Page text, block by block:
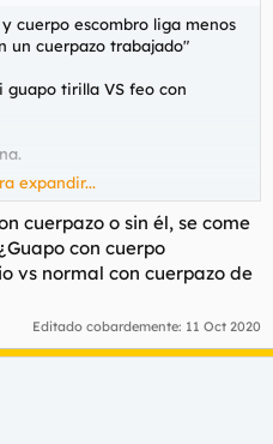
cuerpo escombro liga menos
un cuerpazo trabajado"
guapo tirilla VS feo con
perfiles fake en redes de
feo cachas, con un cuerpo
Pasaban de él pero a
o hacerlo un día. No.
con ese perfil, porque
a las tias, eso ya lo sabía,
expandir...
cuerpazo o sin él, se come
con cuerpo
vs normal con cuerpazo de
Editado cobardemente: 11 Oct 2020